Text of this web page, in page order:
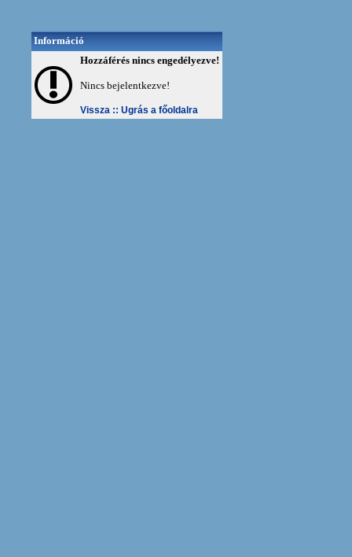
Információ
Hozzáférés nincs engedélyezve!
Nincs bejelentkezve!
Vissza :: Ugrás a főoldalra